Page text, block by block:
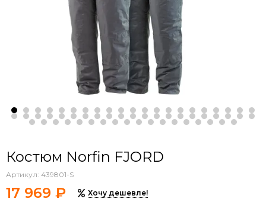
Костюм Norfin FJORD
Артикул: 439801-S
17 969 ₽ Хочу дешевле!